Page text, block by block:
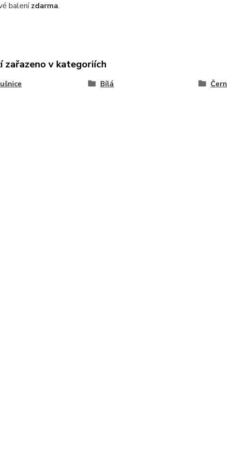
balenízdarma.
zařazeno v kategoriích
Bílá